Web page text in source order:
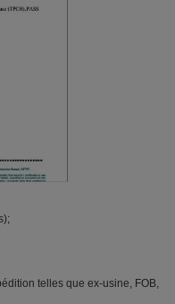
telles que ex-usine, FOB,